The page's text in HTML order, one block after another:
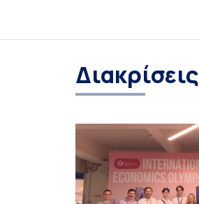
Διακρίσεις